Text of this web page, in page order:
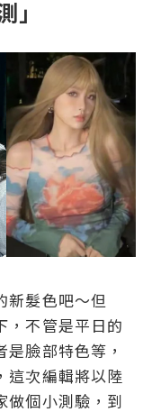
」
新髮色吧～但
，不管是平日的
臉部特色等，
這次編輯將以陸
個小測驗，到